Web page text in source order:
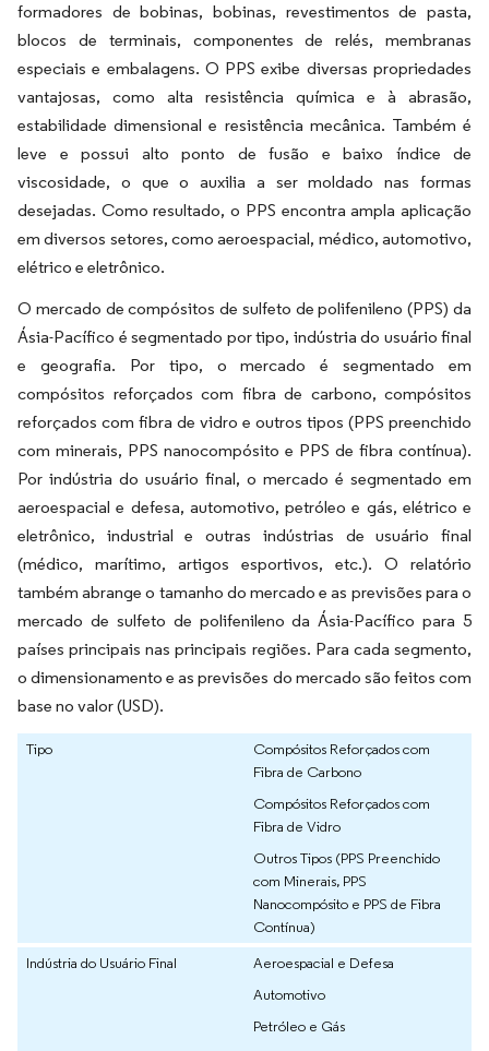
formadores de bobinas, bobinas, revestimentos de pasta,
blocos de terminais, componentes de relés, membranas
especiais e embalagens. O PPS exibe diversas propriedades
vantajosas, como alta resistência química e à abrasão,
estabilidade dimensional e resistência mecânica. Também é
leve e possui alto ponto de fusão e baixo índice de
viscosidade, o que o auxilia a ser moldado nas formas
desejadas. Como resultado, o PPS encontra ampla aplicação
em diversos setores, como aeroespacial, médico, automotivo,
elétrico e eletrônico.
O mercado de compósitos de sulfeto de polifenileno (PPS) da
Ásia-Pacífico é segmentado por tipo, indústria do usuário final
e geografia. Por tipo, o mercado é segmentado em
compósitos reforçados com fibra de carbono, compósitos
reforçados com fibra de vidro e outros tipos (PPS preenchido
com minerais, PPS nanocompósito e PPS de fibra contínua).
Por indústria do usuário final, o mercado é segmentado em
aeroespacial e defesa, automotivo, petróleo e gás, elétrico e
eletrônico, industrial e outras indústrias de usuário final
(médico, marítimo, artigos esportivos, etc.). O relatório
também abrange o tamanho do mercado e as previsões para o
mercado de sulfeto de polifenileno da Ásia-Pacífico para 5
países principais nas principais regiões. Para cada segmento,
o dimensionamento e as previsões do mercado são feitos com
base no valor (USD).
Tipo
Compósitos Reforçados com
Fibra de Carbono
Compósitos Reforçados com
Fibra de Vidro
Outros Tipos (PPS Preenchido
com Minerais, PPS
Nanocompósito e PPS de Fibra
Contínua)
Indústria do Usuário Final
Aeroespacial e Defesa
Automotivo
Petróleo e Gás